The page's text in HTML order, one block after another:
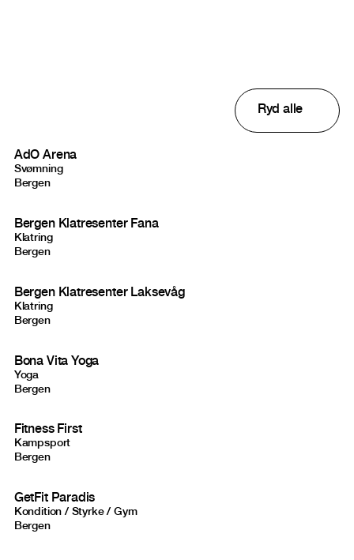
Ryd alle
AdO Arena
Svømning
Bergen
Bergen Klatresenter Fana
Klatring
Bergen
Bergen Klatresenter Laksevåg
Klatring
Bergen
Bona Vita Yoga
Yoga
Bergen
Fitness First
Kampsport
Bergen
GetFit Paradis
Kondition / Styrke / Gym
Bergen